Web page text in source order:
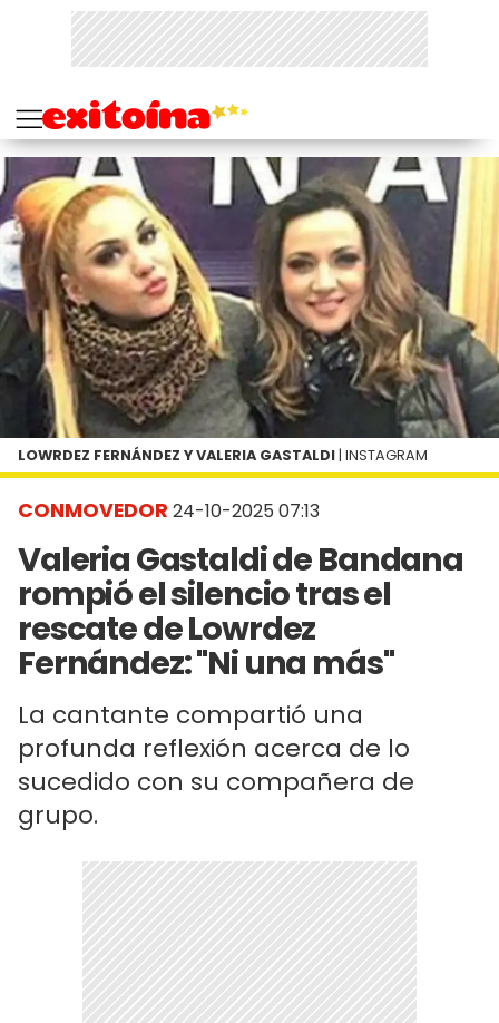
CONMOVEDOR 24-10-2025 07:13
Valeria Gastaldi de Bandana
rompió el silencio tras el
rescate de Lowrdez
Fernández: "Ni una más"
La cantante compartió una
profunda reflexión acerca de lo
sucedido con su compañera de
grupo.
LOWRDEZ FERNÁNDEZ Y VALERIA GASTALDI | INSTAGRAM